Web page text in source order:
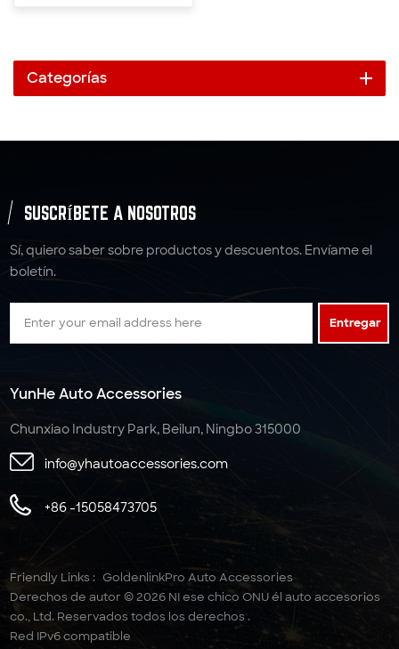
Categorías
SUSCRÍBETE A NOSOTROS
Sí, quiero saber sobre productos y descuentos. Envíame el
boletín.
Entregar
YunHe Auto Accessories
Chunxiao Industry Park, Beilun, Ningbo 315000
info@yhautoaccessories.com
+86 -15058473705
Friendly Links : GoldenlinkPro Auto Accessories
Derechos de autor © 2026 NI ese chico ONU él auto accesorios
co., Ltd. Reservados todos los derechos .
Red IPv6 compatible